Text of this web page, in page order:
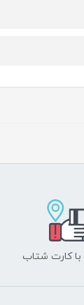
با کارت شتاب